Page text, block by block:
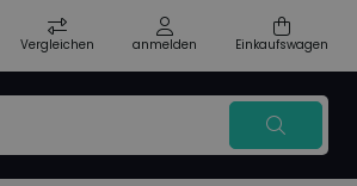
Vergleichen anmelden Einkaufswagen